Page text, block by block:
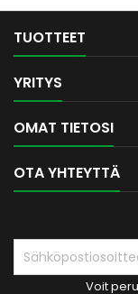
TUOTTEET
YRITYS
OMAT TIETOSI
OTA YHTEYTTÄ
Voit